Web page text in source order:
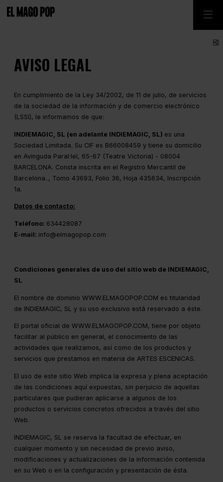
AVISO LEGAL
En cumplimiento de la Ley 34/2002, de 11 de julio, de servicios
de la sociedad de la información y de comercio electrónico
(LSSI), le informamos de que:
INDIEMAGIC, SL (en adelante INDIEMAGIC, SL) es una
Sociedad Limitada. Su CIF es B66008459 y tiene su domicilio
en Avinguda Paral·lel, 65-67 (Teatre Victoria) - 08004
BARCELONA. Consta inscrita en el Registro Mercantil de
Barcelona.., Tomo 43693, Folio 36, Hoja 435634, Inscripción
1a.
Datos de contacto:
Teléfono: 634428087
E-mail: info@elmagopop.com
Condiciones generales de uso del sitio web de INDIEMAGIC,
SL
El nombre de dominio WWW.ELMAGOPOP.COM es titularidad
de INDIEMAGIC, SL y su uso exclusivo está reservado a éste.
El portal oficial de WWW.ELMAGOPOP.COM, tiene por objeto
facilitar al público en general, el conocimiento de las
actividades que realizamos, así como de los productos y
servicios que prestamos en materia de ARTES ESCENICAS.
El uso de este sitio Web implica la expresa y plena aceptación
de las condiciones aquí expuestas, sin perjuicio de aquellas
particulares que pudieran aplicarse a algunos de los
productos o servicios concretos ofrecidos a través del sitio
Web.
INDIEMAGIC, SL se reserva la facultad de efectuar, en
cualquier momento y sin necesidad de previo aviso,
modificaciones y actualizaciones de la información contenida
en su Web o en la configuración y presentación de ésta.